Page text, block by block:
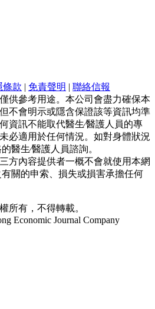
條款 | 免責聲明 | 聯絡信報
供參考用途。本公司會盡力確保本
不會明示或隱含保證該等資訊均準
資訊不能取代醫生∕醫護人員的專
必適用於任何情況。如對身體狀況
醫生∕醫護人員諮詢。
方內容提供者一概不會就使用本網
關的申索、損失或損害承擔任何
所有，不得轉載。
Economic Journal Company